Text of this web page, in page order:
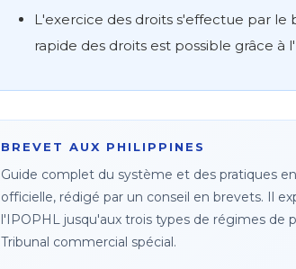
L'exercice des droits s'effectue par le
rapide des droits est possible grâce à
BREVET AUX PHILIPPINES
Guide complet du système et des pratiques
officielle, rédigé par un conseil en brevets. Il
l'IPOPHL jusqu'aux trois types de régimes de
Tribunal commercial spécial.